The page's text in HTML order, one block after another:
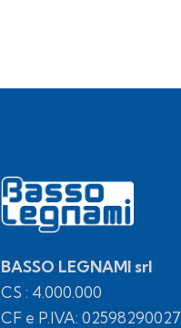
BASSO LEGNAMI srl
CS : 4.000.000
CF e P.IVA: 02598290027